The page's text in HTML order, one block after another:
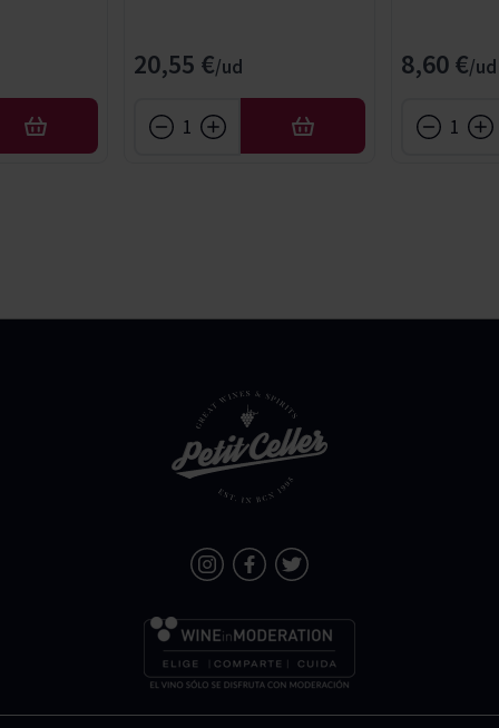
AÑADIR
20,55 €
AÑADIR
8,60 €